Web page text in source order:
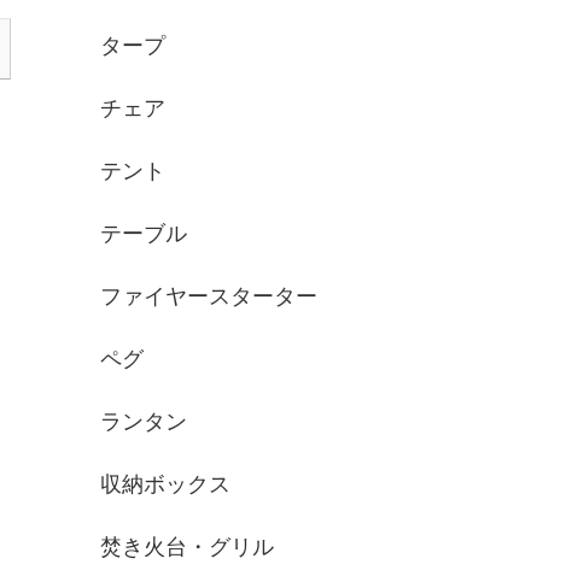
タープ
チェア
テント
テーブル
ファイヤースターター
ペグ
ランタン
収納ボックス
焚き火台・グリル